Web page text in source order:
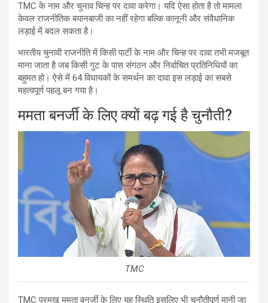
TMC के नाम और चुनाव चिन्ह पर दावा करेगा। यदि ऐसा होता है तो मामला
केवल राजनीतिक बयानबाजी का नहीं रहेगा बल्कि कानूनी और संवैधानिक
लड़ाई में बदल सकता है।
भारतीय चुनावी राजनीति में किसी पार्टी के नाम और चिन्ह पर दावा तभी मजबूत
माना जाता है जब किसी गुट के पास संगठन और निर्वाचित प्रतिनिधियों का
बहुमत हो। ऐसे में 64 विधायकों के समर्थन का दावा इस लड़ाई का सबसे
महत्वपूर्ण पहलू बन गया है।
ममता बनर्जी के लिए क्यों बढ़ गई है चुनौती?
TMC
TMC प्रमुख ममता बनर्जी के लिए यह स्थिति इसलिए भी चुनौतीपूर्ण मानी जा